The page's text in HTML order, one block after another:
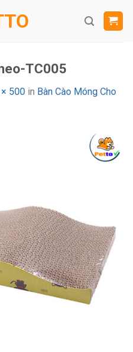
TC005
500 in Bàn Cào Móng Cho